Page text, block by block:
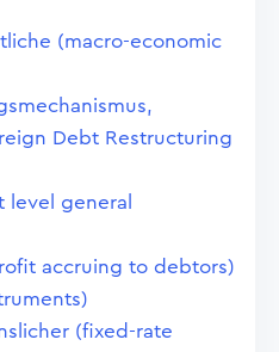
(macro-economic
Debt Restructuring
level general
accruing to debtors)
(fixed-rate